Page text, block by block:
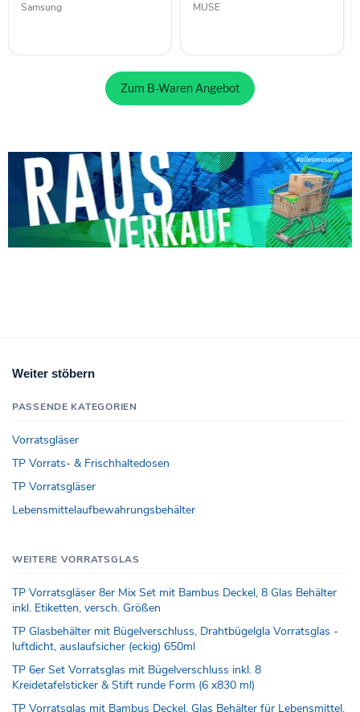
Samsung MUSE
Zum B-Waren Angebot
Weiter stöbern
PASSENDE KATEGORIEN
Vorratsgläser
TP Vorrats- & Frischhaltedosen
TP Vorratsgläser
Lebensmittelaufbewahrungsbehälter
WEITERE VORRATSGLAS
TP Vorratsgläser 8er Mix Set mit Bambus Deckel, 8 Glas Behälter
inkl. Etiketten, versch. Größen
TP Glasbehälter mit Bügelverschluss, Drahtbügelgla Vorratsglas -
luftdicht, auslaufsicher (eckig) 650ml
TP 6er Set Vorratsglas mit Bügelverschluss inkl. 8
Kreidetafelsticker & Stift runde Form (6 x830 ml)
TP Vorratsglas mit Bambus Deckel, Glas Behälter für Lebensmittel,